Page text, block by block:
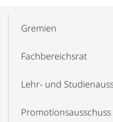
NavigationGremien
Fachbereichsrat
Lehr- und